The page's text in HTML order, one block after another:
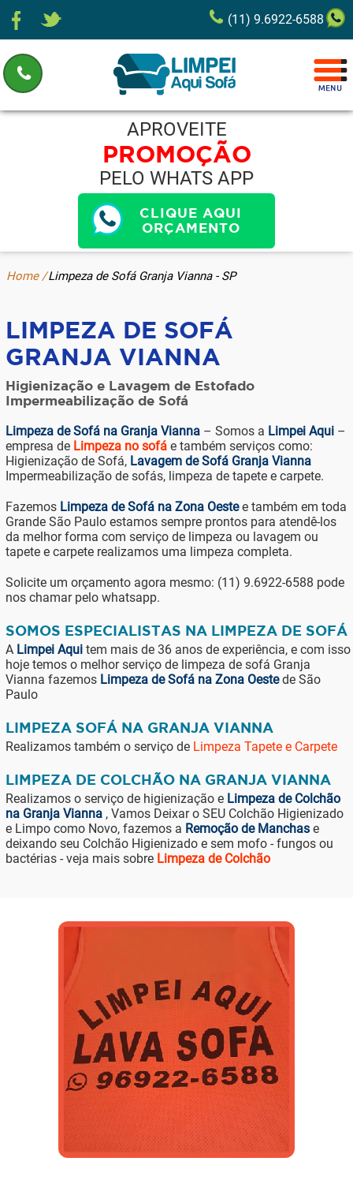
(11) 9.6922-6588
APROVEITE
PROMOÇÃO
PELO WHATS APP
CLIQUE AQUI
ORÇAMENTO
Home /Limpeza de Sofá Granja Vianna - SP
LIMPEZA DE SOFÁ
GRANJA VIANNA
Higienização e Lavagem de Estofado
Impermeabilização de Sofá
Limpeza de Sofá na Granja Vianna– Somos a Limpei Aqui –
empresa de Limpeza no sofáe também serviços como:
Higienização de Sofá, Lavagem de Sofá Granja Vianna
Impermeabilização de sofás, limpeza de tapete e carpete.
Fazemos Limpeza de Sofá na Zona Oestee também em toda
Grande São Paulo estamos sempre prontos para atendê-los
da melhor forma com serviço de limpeza ou lavagem ou
tapete e carpete realizamos uma limpeza completa.
Solicite um orçamento agora mesmo: (11) 9.6922-6588 pode
nos chamar pelo whatsapp.
SOMOS ESPECIALISTAS NA LIMPEZA DE SOFÁ
A Limpei Aquitem mais de 36 anos de experiência, e com isso
hoje temos o melhor serviço de limpeza de sofá Granja
Vianna fazemos Limpeza de Sofá na Zona Oestede São
Paulo
LIMPEZA SOFÁ NA GRANJA VIANNA
Realizamos também o serviço de Limpeza Tapete e Carpete
LIMPEZA DE COLCHÃO NA GRANJA VIANNA
Realizamos o serviço de higienização e Limpeza de Colchão
na Granja Vianna, Vamos Deixar o SEU Colchão Higienizado
e Limpo como Novo, fazemos a Remoção de Manchase
deixando seu Colchão Higienizado e sem mofo - fungos ou
bactérias - veja mais sobre Limpeza de Colchão